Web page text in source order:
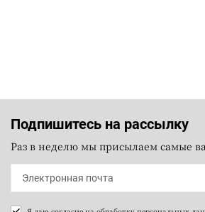
Подпишитесь на рассылку
Раз в неделю мы присылаем самые